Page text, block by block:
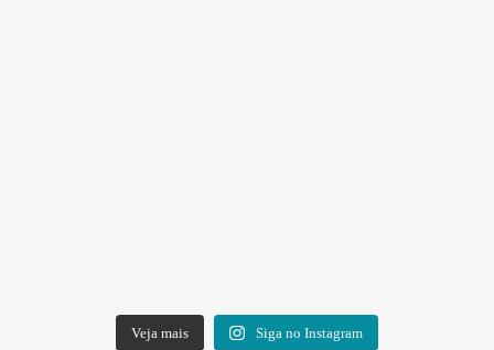
Veja mais Siga no Instagram